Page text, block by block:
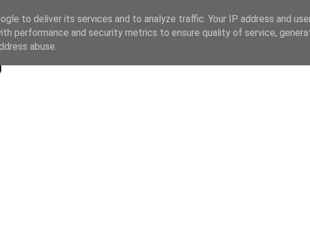
to deliver its services and to analyze traffic. Your IP address and
performance and security metrics to ensure quality of service,
abuse.